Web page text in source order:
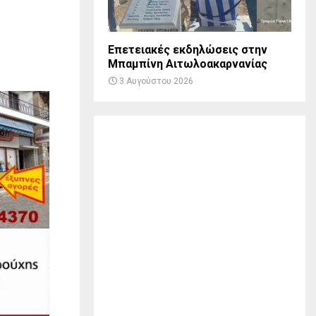
Επετειακές εκδηλώσεις στην
Μπαμπίνη Αιτωλοακαρνανίας
3 Αυγούστου 2026